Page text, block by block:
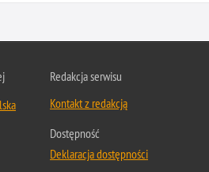
Redakcja serwisu
Kontakt z redakcją
Dostępność
Deklaracja dostępności